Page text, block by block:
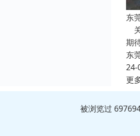
东
期
东
24-
更
被浏览过